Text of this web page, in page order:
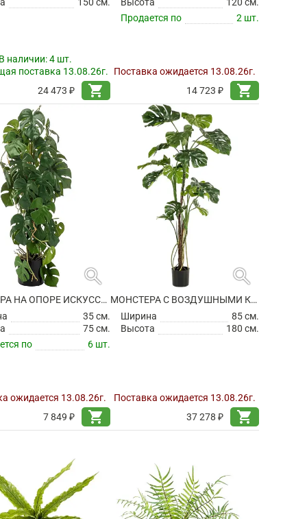
наличии:4 шт.
поставка 13.08.26г.
24 473 ₽
shopping_cart
Продается по
2 шт.
Поставка ожидается 13.08.26г.
14 723 ₽
shopping_cart
search
МОНСТЕРА НА ОПОРЕ ИСКУССТВЕННАЯ
35 см.
75 см.
по
6 шт.
ожидается 13.08.26г.
7 849 ₽
shopping_cart
search
МОНСТЕРА С ВОЗДУШНЫМИ КОРНЯМИ ИСКУССТВЕННАЯ
Ширина
85 см.
Высота
180 см.
Поставка ожидается 13.08.26г.
37 278 ₽
shopping_cart